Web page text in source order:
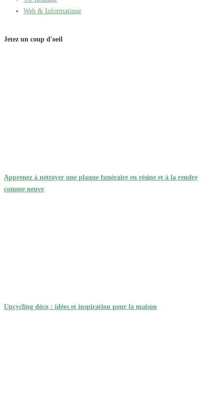
Web & Informatique
Jetez un coup d'oeil
Apprenez à nettoyer une plaque funéraire en résine et à la rendre
comme neuve
Upcycling déco : idées et inspiration pour la maison